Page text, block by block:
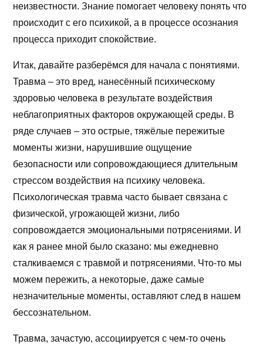
неизвестности. Знание помогает человеку понять что
происходит с его психикой, а в процессе осознания
процесса приходит спокойствие.
Итак, давайте разберёмся для начала с понятиями.
Травма – это вред, нанесённый психическому
здоровью человека в результате воздействия
неблагоприятных факторов окружающей среды. В
ряде случаев – это острые, тяжёлые пережитые
моменты жизни, нарушившие ощущение
безопасности или сопровождающиеся длительным
стрессом воздействия на психику человека.
Психологическая травма часто бывает связана с
физической, угрожающей жизни, либо
сопровождается эмоциональными потрясениями. И
как я ранее мной было сказано: мы ежедневно
сталкиваемся с травмой и потрясениями. Что-то мы
можем пережить, а некоторые, даже самые
незначительные моменты, оставляют след в нашем
бессознательном.
Травма, зачастую, ассоциируется с чем-то очень